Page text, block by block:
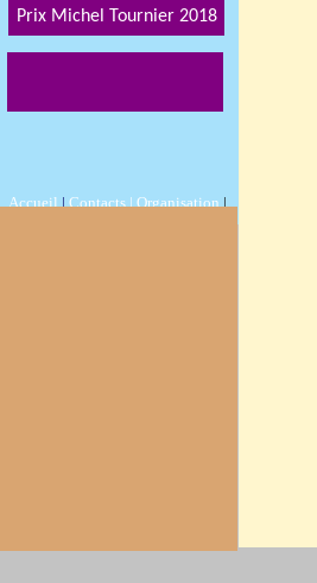
Accueil|Contacts | Organisation |
Prix Michel Tournier 2018